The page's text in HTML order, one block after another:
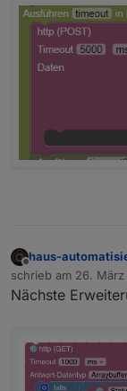
Offline
haus-
schrieb am 26.
zuletzt editiert von
Nächste